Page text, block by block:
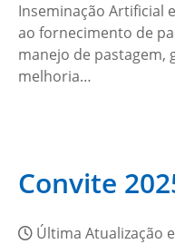
Inseminação Artificial
ao fornecimento de
manejo de pastagem,
melhoria…
Convite
Última Atualização